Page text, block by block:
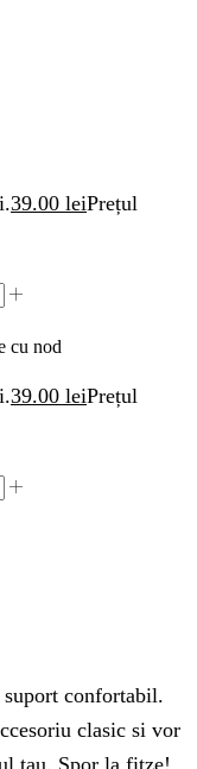
39.00 leiPrețul
cu nod
39.00 leiPrețul
confortabil.
clasic si vor